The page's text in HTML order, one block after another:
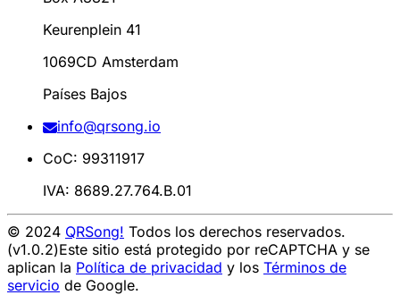
Keurenplein 41
1069CD Amsterdam
Países Bajos
info@qrsong.io
CoC: 99311917
IVA: 8689.27.764.B.01
© 2024 QRSong! Todos los derechos reservados.
(v1.0.2)Este sitio está protegido por reCAPTCHA y se
aplican la Política de privacidad y los Términos de
servicio de Google.